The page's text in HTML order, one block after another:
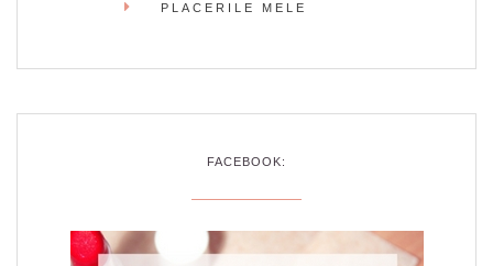
PLACERILE MELE
FACEBOOK: